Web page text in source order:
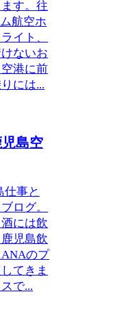
す。往
航空ホ
イト、
ないお
港に前
には...
島空
仕事と
ログ。
には飲
児島飲
のプ
てきま
で...